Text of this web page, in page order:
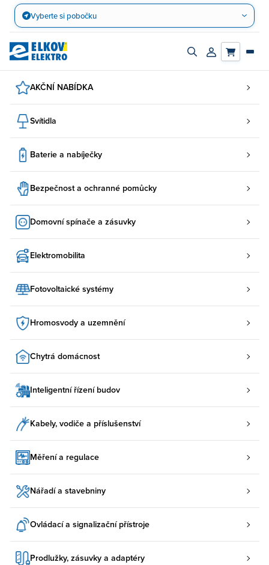
Přejít
obsah
Vyberte si pobočku
Zapnout/vypnout
Přihlásit/
AKČNÍ NABÍDKA
Svítidla
Baterie a nabíječky
Bezpečnost a ochranné pomůcky
Domovní spínače a zásuvky
Elektromobilita
Fotovoltaické systémy
Hromosvody a uzemnění
Chytrá domácnost
Inteligentní řízení budov
Kabely, vodiče a příslušenství
Měření a regulace
Nářadí a stavebniny
Ovládací a signalizační přístroje
Prodlužky, zásuvky a adaptéry